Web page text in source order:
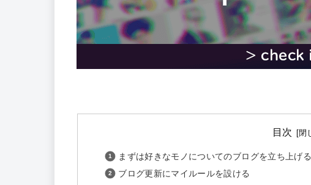
目次
まずは好きなモノについてのブログを立ち上げる
ブログ更新にマイルールを設ける